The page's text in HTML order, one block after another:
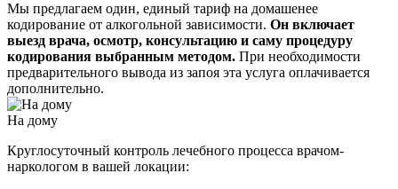
Мы предлагаем один, единый тариф на домашенее
кодирование от алкогольной зависимости. Он включает
выезд врача, осмотр, консультацию и саму процедуру
кодирования выбранным методом. При необходимости
предварительного вывода из запоя эта услуга оплачивается
дополнительно.
На дому
Круглосуточный контроль лечебного процесса врачом-
наркологом в вашей локации: